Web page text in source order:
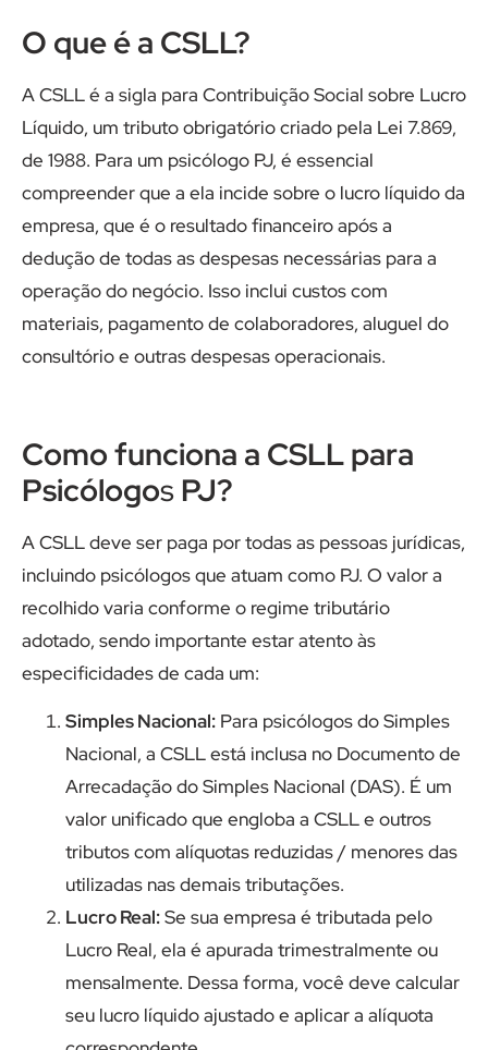
O que é a CSLL?
A CSLL é a sigla para Contribuição Social sobre Lucro
Líquido, um tributo obrigatório criado pela Lei 7.869,
de 1988. Para um psicólogo PJ, é essencial
compreender que a ela incide sobre o lucro líquido da
empresa, que é o resultado financeiro após a
dedução de todas as despesas necessárias para a
operação do negócio. Isso inclui custos com
materiais, pagamento de colaboradores, aluguel do
consultório e outras despesas operacionais.
Como funciona a CSLL para
Psicólogos PJ?
A CSLL deve ser paga por todas as pessoas jurídicas,
incluindo psicólogos que atuam como PJ. O valor a
recolhido varia conforme o regime tributário
adotado, sendo importante estar atento às
especificidades de cada um:
Simples Nacional: Para psicólogos do Simples
Nacional, a CSLL está inclusa no Documento de
Arrecadação do Simples Nacional (DAS). É um
valor unificado que engloba a CSLL e outros
tributos com alíquotas reduzidas / menores das
utilizadas nas demais tributações.
Lucro Real:Se sua empresa é tributada pelo
Lucro Real, ela é apurada trimestralmente ou
mensalmente. Dessa forma, você deve calcular
seu lucro líquido ajustado e aplicar a alíquota